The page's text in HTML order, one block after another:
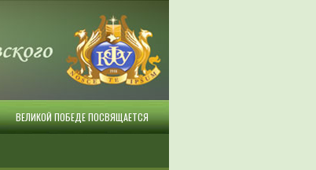
ВЕЛИКОЙ ПОБЕДЕ ПОСВЯЩАЕТСЯ